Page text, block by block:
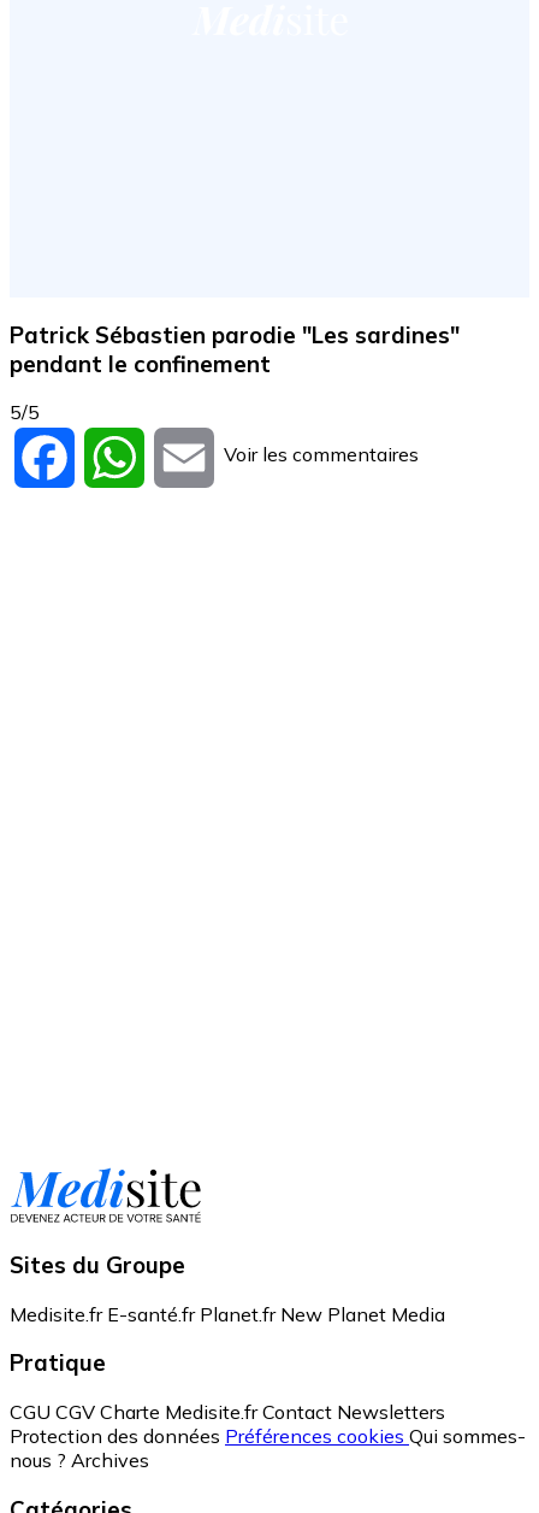
Patrick Sébastien parodie "Les sardines"
pendant le confinement
5/5
Facebook WhatsApp
Email
Voir les commentaires
Sites du Groupe
Medisite.fr E-santé.fr Planet.fr New Planet Media
Pratique
CGU CGV Charte Medisite.fr Contact Newsletters
Protection des données Préférences cookies Qui sommes-
nous ? Archives